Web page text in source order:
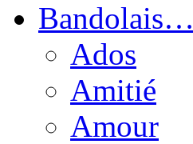
Bandolais…
Ados
Amitié
Amour